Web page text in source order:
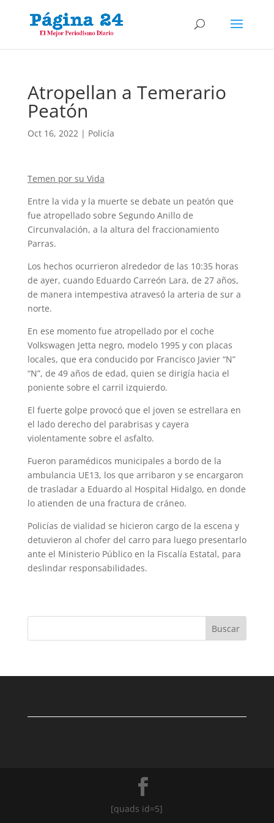
Atropellan a Temerario
Peatón
Oct 16, 2022| Policía
Temen por su Vida
Entre la vida y la muerte se debate un peatón que
fue atropellado sobre Segundo Anillo de
Circunvalación, a la altura del fraccionamiento
Parras.
Los hechos ocurrieron alrededor de las 10:35 horas
de ayer, cuando Eduardo Ca­rreón Lara, de 27 años,
de manera intem­pestiva atravesó la arteria de sur a
norte.
En ese momento fue atropellado por el coche
Volkswagen Jetta negro, modelo 1995 y con placas
locales, que era conducido por Francisco Javier “N”
“N”, de 49 años de edad, quien se dirigía hacia el
poniente sobre el carril izquierdo.
El fuerte golpe provocó que el joven se estrellara en
el lado derecho del pa­rabrisas y cayera
violentamente sobre el asfalto.
Fueron paramédicos municipales a bordo de la
ambulancia UE13, los que arribaron y se encargaron
de trasladar a Eduardo al Hospital Hidalgo, en donde
lo atienden de una fractura de cráneo.
Policías de vialidad se hicieron cargo de la escena y
detuvieron al chofer del carro para luego presentarlo
ante el Ministerio Público en la Fiscalía Estatal, para
deslindar responsabilidades.
Buscar
[quads id=5]